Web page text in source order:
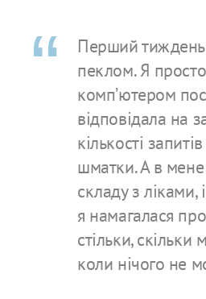
Перший тиждень
пеклом. Я
компʼютером
відповідала на
кількості
шматки. А в
складу з ліками,
я намагалася
стільки, скільки
коли нічого не